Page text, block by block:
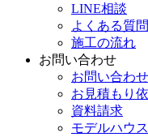
LINE相談
よくある質問
施工の流れ
お問い合わせ
お問い合わせ
お見積もり
資料請求
モデルハウ